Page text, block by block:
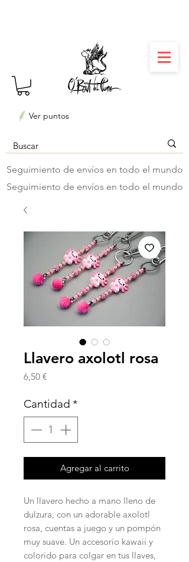
Seguimiento de envíos en todo el mundo
Ver puntos
Seguimiento de envíos en todo el mundo
Llavero axolotl rosa
6,50 €Precio
Cantidad *
Agregar al carrito
Un llavero hecho a mano lleno de
dulzura, con un adorable axolotl
rosa, cuentas a juego y un pompón
muy suave. Un accesorio kawaii y
colorido para colgar en tus llaves,